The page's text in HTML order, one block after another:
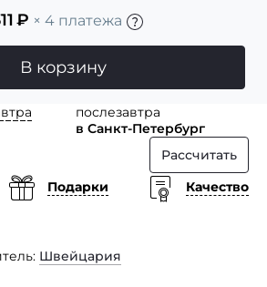
₽ × 4 платежа
В корзину
послезавтра
в Санкт-Петербург
Рассчитать
Подарки
Качество
Швейцария